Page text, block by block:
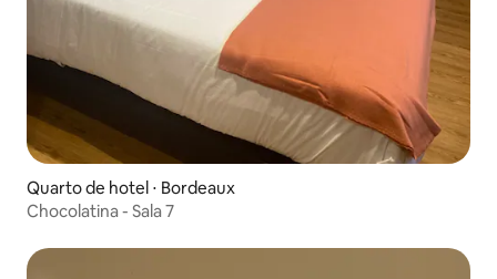
Quarto de hotel ⋅ Bordeaux
Chocolatina - Sala 7